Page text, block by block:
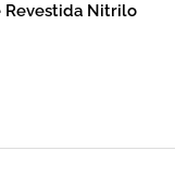
Revestida Nitrilo